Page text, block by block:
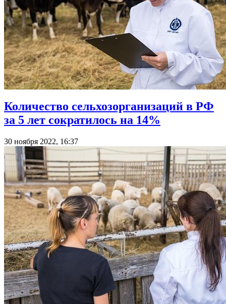
Количество сельхозорганизаций в РФ
за 5 лет сократилось на 14%
30 ноября 2022, 16:37